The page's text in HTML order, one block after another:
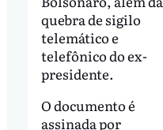
quebra de sigilo
telemático e
telefônico do ex-
presidente.
O documento é
assinada por